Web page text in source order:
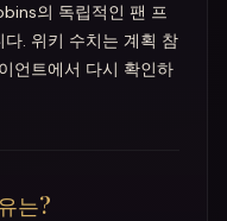
의 독립적인 팬 프
. 위키 수치는 계획 참
언트에서 다시 확인하
는?